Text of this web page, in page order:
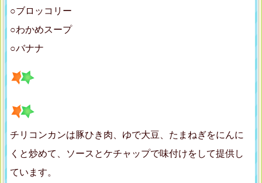
○ブロッコリー
○わかめスープ
○バナナ
チリコンカンは豚ひき肉、ゆで大豆、たまねぎをにんに
くと炒めて、ソースとケチャップで味付けをして提供し
ています。